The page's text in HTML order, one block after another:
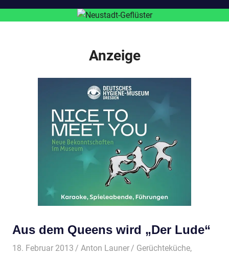
Anzeige
Aus dem Queens wird „Der Lude“
18. Februar 2013 Anton Launer Gerüchteküche,